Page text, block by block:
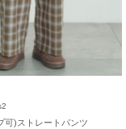
可)ストレートパンツ